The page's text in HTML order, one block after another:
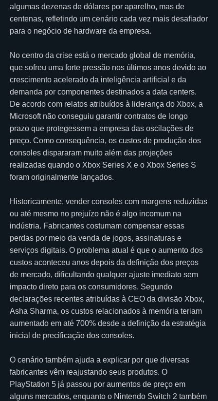
algumas dezenas de dólares por aparelho, mas de
centenas, refletindo um cenário cada vez mais desafiador
para o negócio de hardware da empresa.
No centro da crise está o mercado global de memória,
que sofreu uma forte pressão nos últimos anos devido ao
crescimento acelerado da inteligência artificial e da
demanda por componentes destinados a data centers.
De acordo com relatos atribuídos à liderança do Xbox, a
Microsoft não conseguiu garantir contratos de longo
prazo que protegessem a empresa das oscilações de
preço. Como consequência, os custos de produção dos
consoles dispararam muito além das projeções
realizadas quando o Xbox Series X e o Xbox Series S
foram originalmente lançados.
Historicamente, vender consoles com margens reduzidas
ou até mesmo no prejuízo não é algo incomum na
indústria. Fabricantes costumam compensar essas
perdas por meio da venda de jogos, assinaturas e
serviços digitais. O problema atual é que o aumento dos
custos aconteceu anos depois da definição dos preços
de mercado, dificultando qualquer ajuste imediato sem
impacto direto para os consumidores. Segundo
declarações recentes atribuídas à CEO da divisão Xbox,
Asha Sharma, os custos relacionados à memória teriam
aumentado em até 700% desde a definição da estratégia
inicial de precificação dos consoles.
O cenário também ajuda a explicar por que diversas
fabricantes vêm reajustando seus produtos. O
PlayStation 5 já passou por aumentos de preço em
alguns mercados, enquanto o Nintendo Switch 2 também